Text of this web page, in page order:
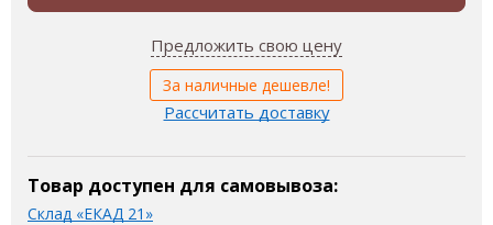
Предложить свою цену
За наличные дешевле!
Рассчитать доставку
Товар доступен для самовывоза:
Склад «ЕКАД 21»